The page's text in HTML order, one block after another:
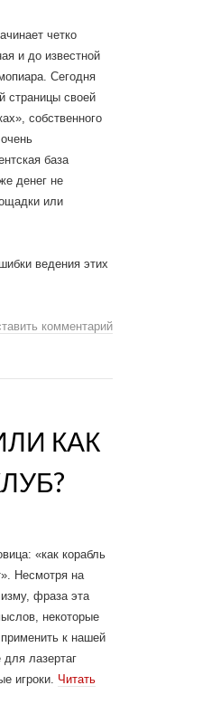
четко
и до известной
Сегодня
страницы своей
собственного
база
денег не
или
ведения этих
комментарий
КАК
«как корабль
Несмотря на
фраза эта
некоторые
к нашей
для лазертаг
игроки. Читать